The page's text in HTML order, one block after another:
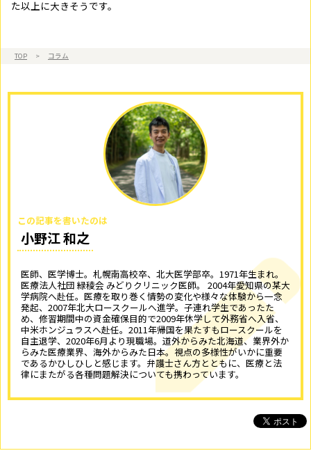
た以上に大きそうです。
TOP > コラム
この記事を書いたのは
小野江 和之
医師、医学博士。札幌南高校卒、北大医学部卒。1971年生まれ。
医療法人社団 緑稜会 みどりクリニック医師。 2004年愛知県の某大
学病院へ赴任。医療を取り巻く情勢の変化や様々な体験から一念
発起、2007年北大ロースクールへ進学。子連れ学生であったた
め、修習期間中の資金確保目的で2009年休学して外務省へ入省、
中米ホンジュラスへ赴任。2011年帰国を果たすもロースクールを
自主退学、2020年6月より現職場。道外からみた北海道、業界外か
らみた医療業界、海外からみた日本。視点の多様性がいかに重要
であるかひしひしと感じます。弁護士さん方とともに、医療と法
律にまたがる各種問題解決についても携わっています。